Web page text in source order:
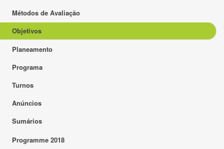
Métodos de Avaliação
Objetivos
Planeamento
Programa
Turnos
Anúncios
Sumários
Programme 2018